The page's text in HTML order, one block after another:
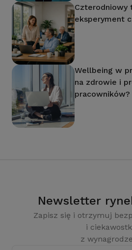
Czterodniowy
eksperyment
Wellbeing w
na zdrowie i
pracowników?
Newsletter
Zapisz się i otrzymuj
i
z